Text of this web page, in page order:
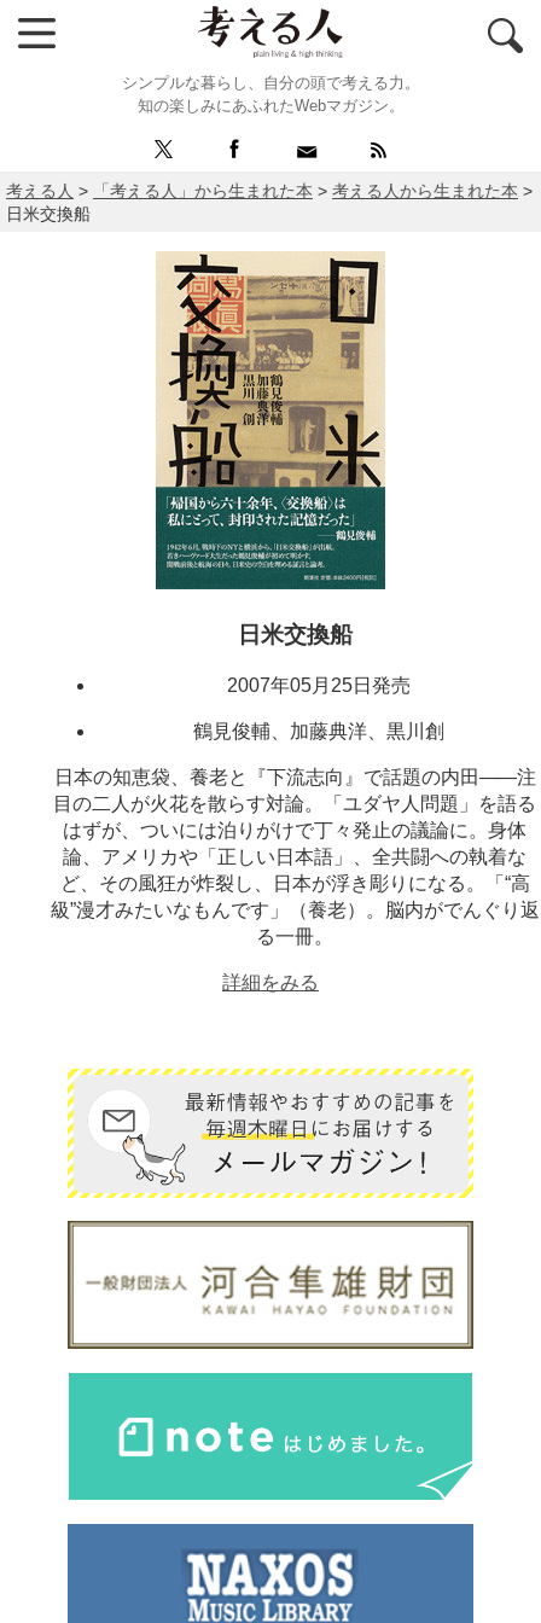
シンプルな暮らし、自分の頭で考える力。
知の楽しみにあふれたWebマガジン。
考える人 > 「考える人」から生まれた本 > 考える人から生まれた本 >
日米交換船
日米交換船
2007年05月25日発売
鶴見俊輔、加藤典洋、黒川創
日本の知恵袋、養老と『下流志向』で話題の内田――注
目の二人が火花を散らす対論。「ユダヤ人問題」を語る
はずが、ついには泊りがけで丁々発止の議論に。身体
論、アメリカや「正しい日本語」、全共闘への執着な
ど、その風狂が炸裂し、日本が浮き彫りになる。「“高
級”漫才みたいなもんです」（養老）。脳内がでんぐり返
る一冊。
詳細をみる